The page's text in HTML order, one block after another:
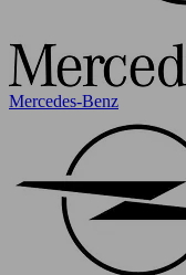
Mercedes-Benz